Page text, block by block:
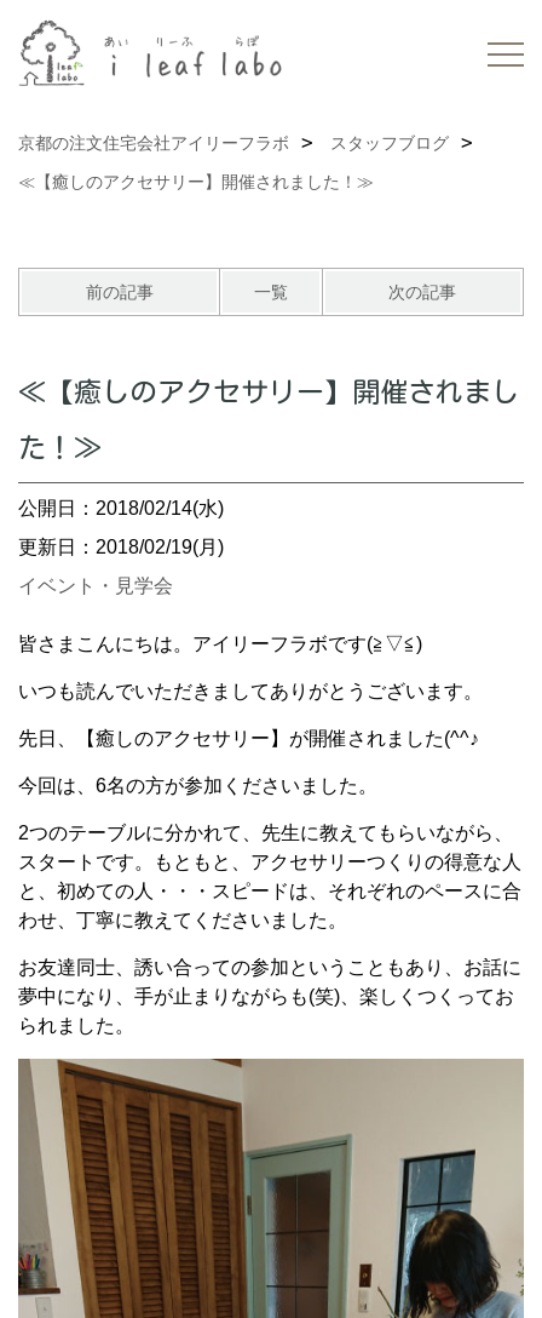
京都の注文住宅会社アイリーフラボ
スタッフブログ
≪【癒しのアクセサリー】開催されました！≫
前の記事 一覧 次の記事
≪【癒しのアクセサリー】開催されまし
た！≫
公開日：2018/02/14(水)
更新日：2018/02/19(月)
イベント・見学会
皆さまこんにちは。アイリーフラボです(≧▽≦)
いつも読んでいただきましてありがとうございます。
先日、【癒しのアクセサリー】が開催されました(^^♪
今回は、6名の方が参加くださいました。
2つのテーブルに分かれて、先生に教えてもらいながら、
スタートです。もともと、アクセサリーつくりの得意な人
と、初めての人・・・スピードは、それぞれのペースに合
わせ、丁寧に教えてくださいました。
お友達同士、誘い合っての参加ということもあり、お話に
夢中になり、手が止まりながらも(笑)、楽しくつくってお
られました。